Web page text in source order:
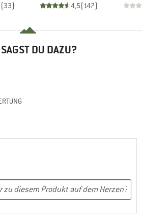
(33) 4,5(147)
DU DAZU?